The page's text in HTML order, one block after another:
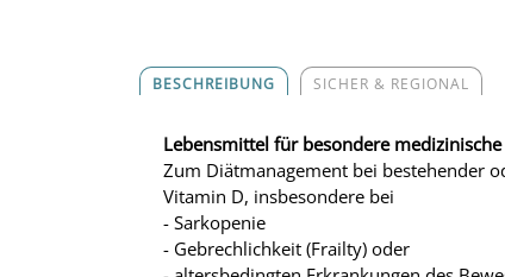
BESCHREIBUNG SICHER & REGIONAL
Lebensmittel für besondere
Zum Diätmanagement bei bestehender
Vitamin D, insbesondere bei
- Sarkopenie
- Gebrechlichkeit (Frailty) oder